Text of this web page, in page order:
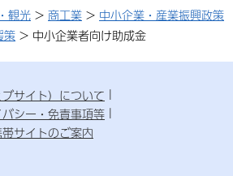
観光 > 商工業 > 中小企業・産業振興政策
策 > 中小企業者向け助成金
サイト）について
シー・免責事項等
サイトのご案内